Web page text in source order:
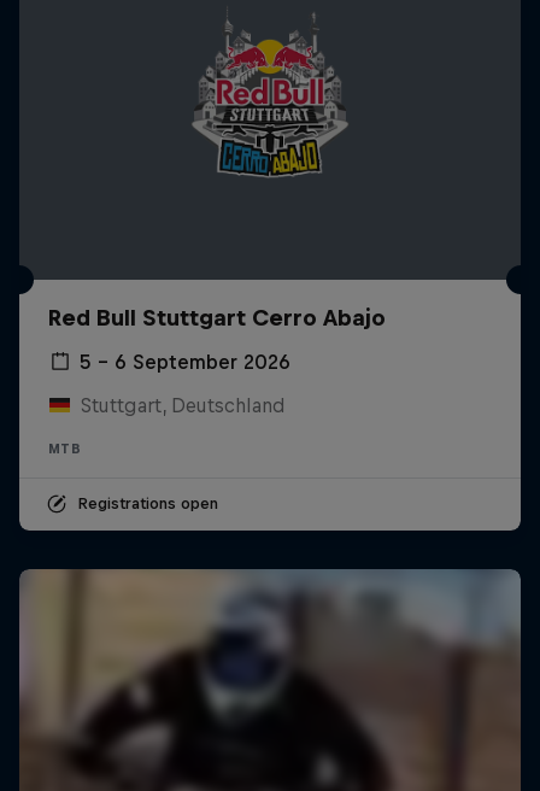
Red Bull Stuttgart Cerro Abajo
5 – 6 September 2026
Stuttgart, Deutschland
MTB
Registrations open